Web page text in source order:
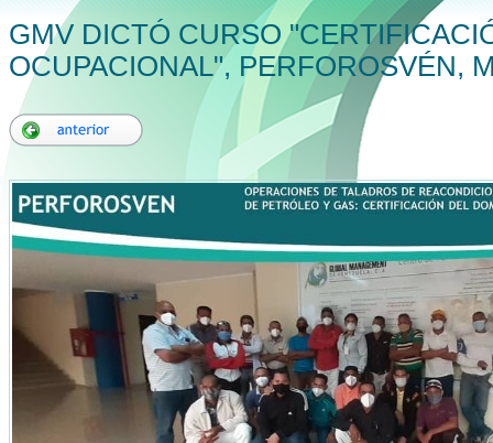
GMV DICTÓ CURSO
OCUPACIONAL", PERFOROSVÉN,